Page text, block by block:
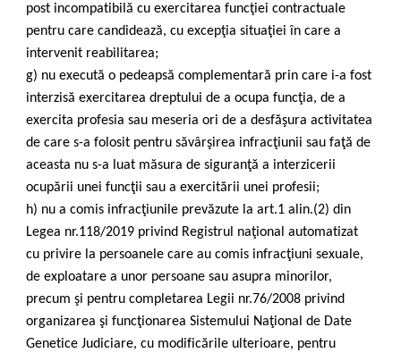
post incompatibilă cu exercitarea funcţiei contractuale
pentru care candidează, cu excepţia situaţiei în care a
intervenit reabilitarea;
g) nu execută o pedeapsă complementară prin care i-a fost
interzisă exercitarea dreptului de a ocupa funcţia, de a
exercita profesia sau meseria ori de a desfăşura activitatea
de care s-a folosit pentru săvârşirea infracţiunii sau faţă de
aceasta nu s-a luat măsura de siguranţă a interzicerii
ocupării unei funcţii sau a exercitării unei profesii;
h) nu a comis infracţiunile prevăzute la art.1 alin.(2) din
Legea nr.118/2019 privind Registrul naţional automatizat
cu privire la persoanele care au comis infracţiuni sexuale,
de exploatare a unor persoane sau asupra minorilor,
precum şi pentru completarea Legii nr.76/2008 privind
organizarea şi funcţionarea Sistemului Naţional de Date
Genetice Judiciare, cu modificările ulterioare, pentru